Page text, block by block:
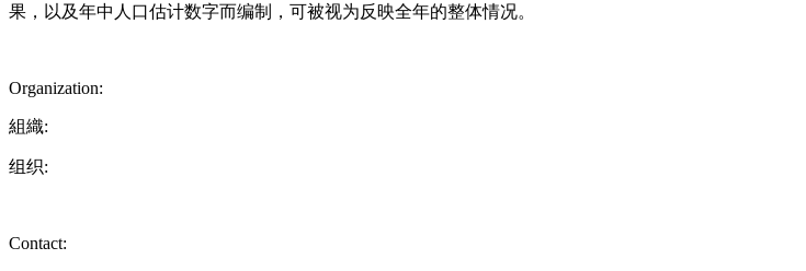
果，以及年中人口估计数字而编制，可被视为反映全年的整体情况。
Organization:
組織:
组织:
Contact: